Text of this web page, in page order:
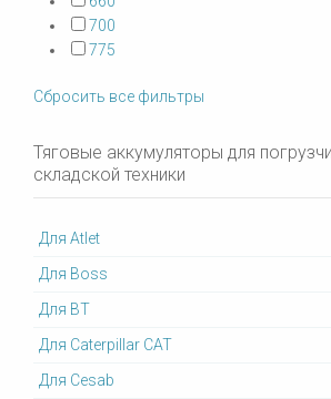
700
775
Сбросить все фильтры
Тяговые аккумуляторы для
складской техники
Для Atlet
Для Boss
Для BT
Для Caterpillar CAT
Для Cesab